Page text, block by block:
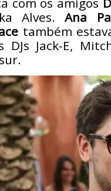
Alves.Ana
também
DJs Jack-E,